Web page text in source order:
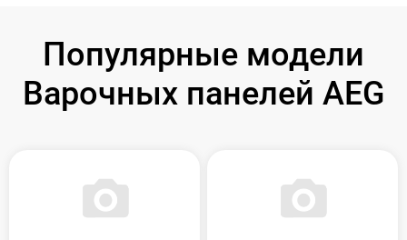
Популярные модели
Варочных панелей AEG